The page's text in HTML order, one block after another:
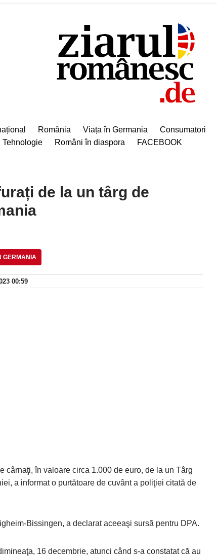
România Viața în Germania Consumatori
Tehnologie Români în diaspora FACEBOOK
de la un târg de
GERMANIA
00:59
cârnaţi, în valoare circa 1.000 de euro, de la un Târg
a informat o purtătoare de cuvânt a poliţiei citată de
Bissingen, a declarat aceeaşi sursă pentru DPA.
16 decembrie, atunci când s-a constatat că au